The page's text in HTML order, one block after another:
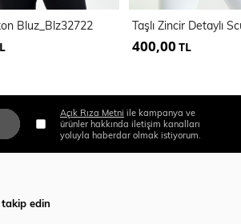
Bluz_Blz32722
400,00 TL
Açık Rıza Metni ile kampanya ve
ürünler hakkında iletişim kanalları
yoluyla haberdar olmak istiyorum.
takip edin